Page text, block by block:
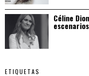
Céline
escenarios
ETIQUETAS